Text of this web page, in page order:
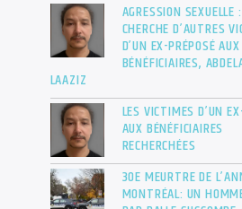
AGRESSION SEXUELLE
CHERCHE D’AUTRES
D’UN EX-PRÉPOSÉ AUX
BÉNÉFICIAIRES,
LAAZIZ
LES VICTIMES D’UN
AUX BÉNÉFICIAIRES
RECHERCHÉES
30E MEURTRE DE
MONTRÉAL: UN